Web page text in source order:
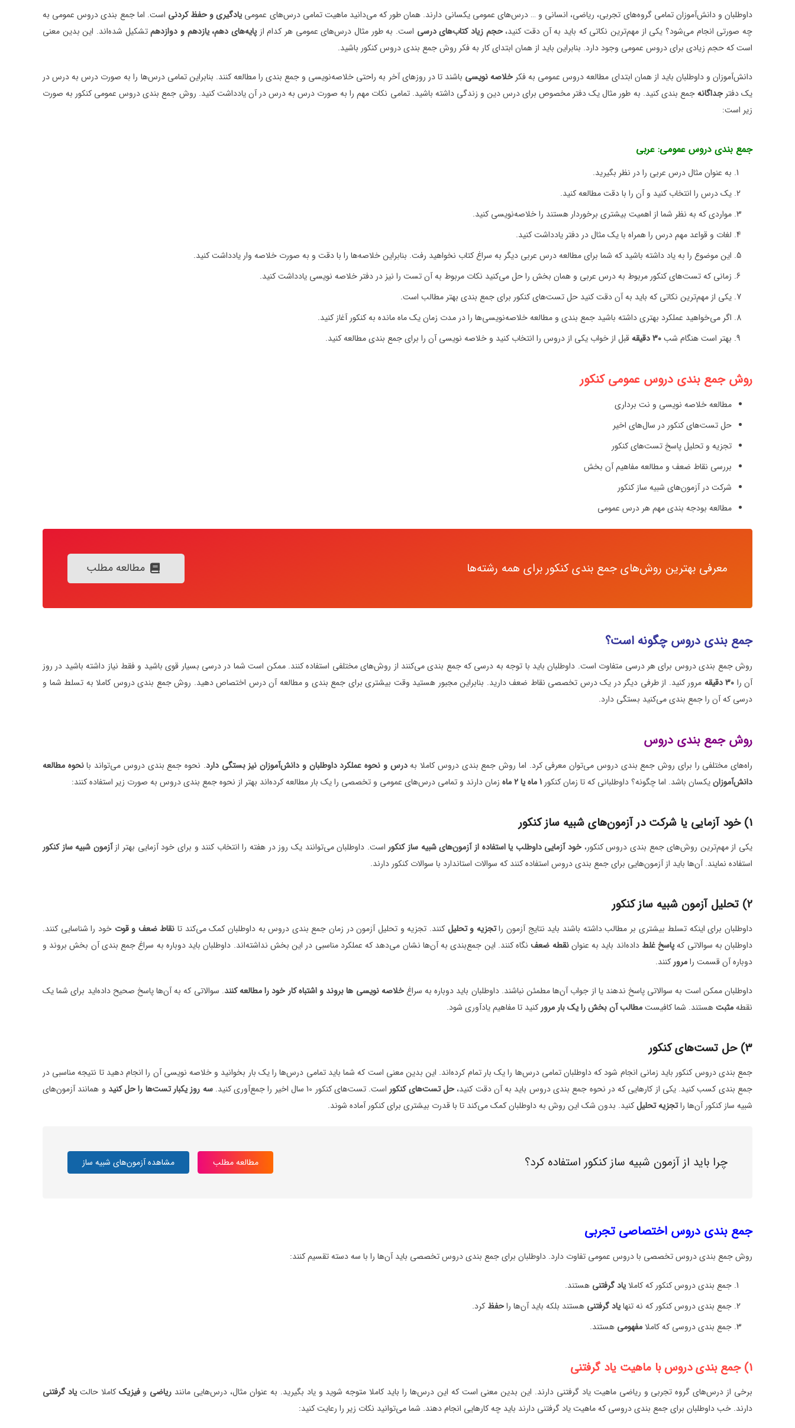
داوطلبان و دانش‌آموزان تمامی گروه‌های تجربی، ریاضی، انسانی و … درس‌های عمومی یکسانی دارند. همان طور که می‌دانید ماهیت تمامی درس‌های عمومی یادگیری و حفظ کردنی است. اما جمع بندی دروس عمومی به
چه صورتی انجام می‌شود؟ یکی از مهم‌ترین نکاتی که باید به آن دقت کنید،حجم زیاد کتاب‌های درسی است. به طور مثال درس‌های عمومی هر کدام از پایه‌های دهم، یازدهم و دوازدهمتشکیل شده‌اند. این بدین معنی
است که حجم زیادی برای دروس عمومی وجود دارد. بنابراین باید از همان ابتدای کار به فکر روش جمع بندی دروس کنکور باشید.
دانش‌‌آموزان و داوطلبان باید از همان ابتدای مطالعه دروس عمومی به فکر خلاصه نویسی باشند تا در روزهای آخر به راحتی خلاصه‌نویسی و جمع بندی را مطالعه کنند. بنابراین تمامی درس‌ها را به صورت درس به درس در
یک دفترجداگانهجمع بندی کنید. به طور مثال یک دفتر مخصوص برای درس دین و زندگی داشته باشید. تمامی نکات مهم را به صورت درس به درس در آن یادداشت کنید. روش جمع بندی دروس عمومی کنکور به صورت
زیر است:
جمع بندی دروس عمومی: عربی
به عنوان مثال درس عربی را در نظر بگیرید.
یک درس را انتخاب کنید و آن را با دقت مطالعه کنید.
مواردی که به نظر شما از اهمیت بیشتری برخوردار هستند را خلاصه‌نویسی کنید.
لغات و قواعد مهم درس را همراه با یک مثال در دفتر یادداشت کنید.
این موضوع را به یاد داشته باشید که شما برای مطالعه درس عربی دیگر به سراغ کتاب نخواهید رفت. بنابراین خلاصه‌ها را با دقت و به صورت خلاصه وار یادداشت کنید.
زمانی که تست‌های کنکور مربوط به درس عربی و همان بخش را حل می‌کنید نکات مربوط به آن تست را نیز در دفتر خلاصه نویسی یادداشت کنید.
یکی از مهم‌ترین نکاتی که باید به آن دقت کنید حل تست‌های کنکور برای جمع بندی بهتر مطالب است.
اگر می‌خواهید عملکرد بهتری داشته باشید جمع بندی و مطالعه خلاصه‌نویسی‌ها را در مدت زمان یک ماه مانده به کنکور آغاز کنید.
بهتر است هنگام شب30 دقیقه قبل از خواب یکی از دروس را انتخاب کنید و خلاصه نویسی آن را برای جمع بندی مطالعه کنید.
روش جمع بندی دروس عمومی کنکور
مطالعه خلاصه نویسی و نت برداری
حل تست‌های کنکور در سال‌های اخیر
تجزیه و تحلیل پاسخ تست‌های کنکور
بررسی نقاط ضعف و مطالعه مفاهیم آن بخش
شرکت در آزمون‌های شبیه ساز کنکور
مطالعه بودجه بندی مهم هر درس عمومی
معرفی بهترین روش‌های جمع بندی کنکور برای همه رشته‌ها مطالعه مطلب
جمع بندی دروس چگونه است؟
روش جمع بندی دروس برای هر درسی متفاوت است. داوطلبان باید با توجه به درسی که جمع بندی می‌کنند از روش‌های مختلفی استفاده کنند. ممکن است شما در درسی بسیار قوی باشید و فقط نیاز داشته باشید در روز
آن را 30 دقیقه
مرور کنید. از طرفی دیگر در یک درس تخصصی نقاط ضعف دارید. بنابراین مجبور هستید وقت بیشتری برای جمع بندی و مطالعه آن درس اختصاص دهید. روش جمع بندی دروس کاملا به تسلط شما و
درسی که آن را جمع بندی می‌کنید بستگی دارد.
روش جمع بندی دروس
راه‌های مختلفی را برای روش جمع بندی دروس می‌توان معرفی کرد. اما روش جمع بندی دروس کاملا بهدرس و نحوه عملکرد داوطلبان و دانش‌آموزان نیز بستگی دارد. نحوه جمع بندی دروس می‌تواند بانحوه مطالعه
دانش‌آموزانیکسان باشد. اما چگونه؟ داوطلبانی که تا زمان کنکور 1 ماه یا 2 ماه زمان دارند و تمامی درس‌های عمومی و تخصصی را یک بار مطالعه کرده‌اند بهتر از نحوه جمع بندی دروس به صورت زیر استفاده کنند:
1) خود آزمایی یا شرکت در آزمون‌های شبیه ساز کنکور
یکی از مهم‌ترین روش‌های جمع بندی دروس کنکور، خود آزمایی داوطلب یا استفاده از آزمون‌های شبیه ساز کنکور است. داوطلبان می‌توانند یک روز در هفته را انتخاب کنند و برای خود آزمایی بهتر ازآزمون شبیه ساز کنکور
استفاده نمایند. آن‌ها باید از آزمون‌هایی برای جمع بندی دروس استفاده کنند که سوالات استاندارد با سوالات کنکور دارند.
2) تحلیل آزمون شبیه ساز کنکور
داوطلبان برای اینکه تسلط بیشتری بر مطالب داشته باشند باید نتایج آزمون راتجزیه و تحلیل کنند. تجزیه و تحلیل آزمون در زمان جمع بندی دروس به داوطلبان کمک می‌کند تا نقاط ضعف و قوت خود را شناسایی کنند.
داوطلبان به سوالاتی کهپاسخ غلط داده‌اند باید به عنواننقطه ضعفنگاه کنند. این جمع‌بندی به آن‌ها نشان می‌دهد که عملکرد مناسبی در این بخش نداشته‌اند. داوطلبان باید دوباره به سراغ جمع بندی آن بخش بروند و
دوباره آن قسمت رامرور کنند.
داوطلبان ممکن است به سوالاتی پاسخ ندهند یا از جواب آن‌ها مطمئن نباشند. داوطلبان باید دوباره به سراغخلاصه نویسی ها بروند و اشتباه کار خود را مطالعه کنند. سوالاتی که به آن‌ها پاسخ صحیح داده‌اید برای شما یک
نقطهمثبتهستند. شما کافیستمطالب آن بخش را یک بار مرور کنید تا مفاهیم یادآوری شود.
3) حل تست‌های کنکور
جمع بندی دروس کنکور باید زمانی انجام شود که داوطلبان تمامی درس‌ها را یک بار تمام کرده‌اند. این بدین معنی است که شما باید تمامی درس‌ها را یک بار بخوانید و خلاصه نویسی آن را انجام دهید تا نتیجه مناسبی در
جمع بندی کسب کنید. یکی از کارهایی که در نحوه جمع بندی دروس باید به آن دقت کنید،حل تست‌های کنکور است. تست‌های کنکور 10 سال اخیر را جمع‌آوری کنید. سه روز یکبار تست‌ها را حل کنید و همانند آزمون‌های
شبیه ساز کنکور آن‌ها راتجزیه تحلیلکنید. بدون شک این روش به داوطلبان کمک می‌کند تا با قدرت بیشتری برای کنکور آماده شوند.
چرا باید از آزمون شبیه ساز کنکور استفاده کرد؟ مطالعه مطلب مشاهده آزمون‌های شبیه ساز
جمع بندی دروس اختصاصی تجربی
روش جمع بندی دروس تخصصی با دروس عمومی تفاوت دارد. داوطلبان برای جمع بندی دروس تخصصی باید آن‌ها را با سه دسته تقسیم کنند:
جمع بندی دروس کنکور که کاملایاد گرفتنی هستند.
جمع بندی دروس کنکور که نه تنهایاد گرفتنی هستند بلکه باید آن‌ها راحفظ کرد.
جمع بندی دروسی که کاملامفهومی هستند.
1) جمع بندی دروس با ماهیت یاد گرفتنی
برخی از درس‌های گروه تجربی و ریاضی ماهیت یاد گرفتنی دارند. این بدین معنی است که این درس‌ها را باید کاملا متوجه شوید و یاد بگیرید. به عنوان مثال، درس‌هایی مانند ریاضی وفیزیک کاملا حالتیاد گرفتنی
دارند. خب داوطلبان برای جمع بندی دروسی که ماهیت یاد گرفتنی دارند باید چه کارهایی انجام دهند. شما می‌توانید نکات زیر را رعایت کنید: